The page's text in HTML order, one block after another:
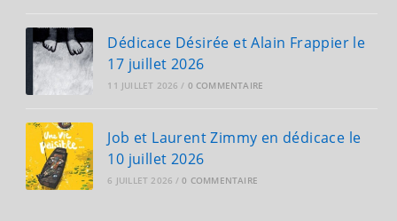
Dédicace Désirée et Alain Frappier le
17 juillet 2026
11 JUILLET 2026 / 0 COMMENTAIRE
Job et Laurent Zimmy en dédicace le
10 juillet 2026
6 JUILLET 2026 / 0 COMMENTAIRE